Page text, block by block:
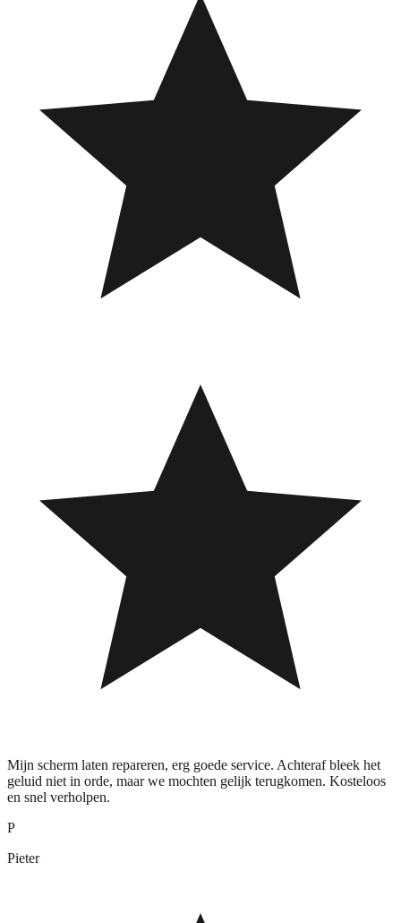
Mijn scherm laten repareren, erg goede service. Achteraf bleek het
geluid niet in orde, maar we mochten gelijk terugkomen. Kosteloos
en snel verholpen.
P
Pieter